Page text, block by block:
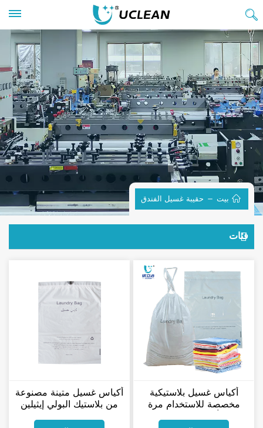
بيت حقيبة غسيل الفندق
فئات
أكياس غسيل متينة مصنوعة
من بلاستيك البولي إيثيلين
القابل للتحلل الحيوي، مناسبة
أكياس غسيل بلاستيكية
مخصصة للاستخدام مرة
واحدة، أكياس غسيل ملابس